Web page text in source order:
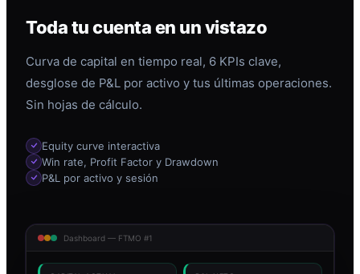
Toda tu cuenta en un vistazo
Curva de capital en tiempo real, 6 KPIs clave,
desglose de P&L por activo y tus últimas operaciones.
Sin hojas de cálculo.
Equity curve interactiva
Win rate, Profit Factor y Drawdown
P&L por activo y sesión
Dashboard — FTMO #1